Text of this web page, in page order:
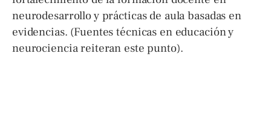
neurodesarrollo y prácticas de aula basadas en
evidencias. (Fuentes técnicas en educación y
neurociencia reiteran este punto).